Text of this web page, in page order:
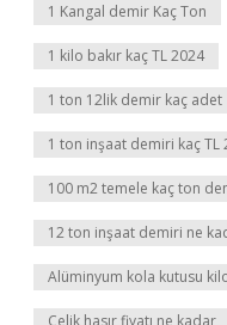
1 Kangal demir Kaç Ton
1 kilo bakır kaç TL 2024
1 ton 12lik demir kaç adet
1 ton inşaat demiri kaç TL
100 m2 temele kaç ton
12 ton inşaat demiri ne
Alüminyum kola kutusu
Çelik hasır fiyatı ne kadar